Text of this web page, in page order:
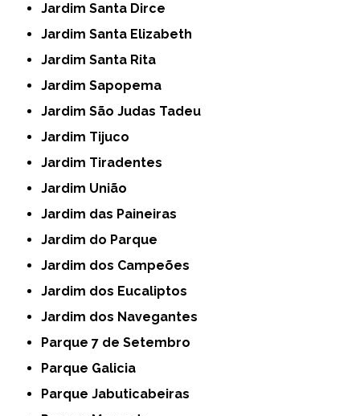
Jardim Santa Dirce
Jardim Santa Elizabeth
Jardim Santa Rita
Jardim Sapopema
Jardim São Judas Tadeu
Jardim Tijuco
Jardim Tiradentes
Jardim União
Jardim das Paineiras
Jardim do Parque
Jardim dos Campeões
Jardim dos Eucaliptos
Jardim dos Navegantes
Parque 7 de Setembro
Parque Galicia
Parque Jabuticabeiras